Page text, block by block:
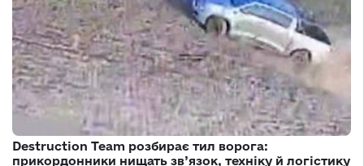
Destruction Team розбирає тил ворога:
прикордонники нищать зв’язок, техніку й логістику